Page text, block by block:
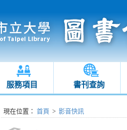
服務項目 書刊查詢
:::現在位置 ： 首頁 > 影音快訊